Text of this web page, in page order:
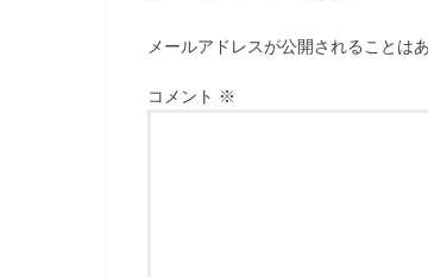
メールアドレスが公開されることは
コメント ※